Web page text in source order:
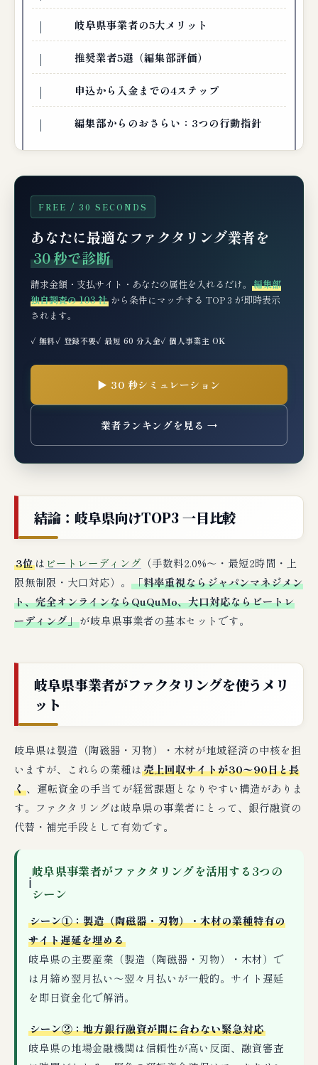
岐阜県事業者の5大メリット
推奨業者5選（編集部評価）
申込から入金までの4ステップ
編集部からのおさらい：3つの行動指針
FREE / 30 SECONDS
あなたに最適なファクタリング業者を
30 秒で診断
請求金額・支払サイト・あなたの属性を入れるだけ。 編集部
独自調査の 103 社 から条件にマッチする TOP 3 が即時表示
されます。
✓ 無料✓ 登録不要✓ 最短 60 分入金✓ 個人事業主 OK
▶ 30 秒シミュレーション
業者ランキングを見る →
結論：岐阜県向けTOP3 一目比較
3位は ビートレーディング （手数料2.0%〜・最短2時間・上
限無制限・大口対応）。 「料率重視ならジャパンマネジメン
ト、完全オンラインならQuQuMo、大口対応ならビートレ
ーディング」が岐阜県事業者の基本セットです。
岐阜県事業者がファクタリングを使うメリ
ット
岐阜県は製造（陶磁器・刃物）・木材が地域経済の中核を担
いますが、これらの業種は売上回収サイトが30〜90日と長
く、運転資金の手当てが経営課題となりやすい構造がありま
す。ファクタリングは岐阜県の事業者にとって、銀行融資の
代替・補完手段として有効です。
ℹ
岐阜県事業者がファクタリングを活用する3つの
シーン
シーン①：製造（陶磁器・刃物）・木材の業種特有の
サイト遅延を埋める
岐阜県の主要産業（製造（陶磁器・刃物）・木材）で
は月締め翌月払い〜翌々月払いが一般的。サイト遅延
を即日資金化で解消。
シーン②：地方銀行融資が間に合わない緊急対応
岐阜県の地場金融機関は信頼性が高い反面、融資審査